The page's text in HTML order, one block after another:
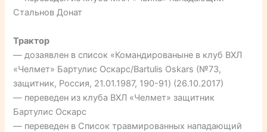
Стальнов Донат
Трактор
— дозаявлен в список «Командированыне в клуб ВХЛ
«Челмет» Бартулис Оскарс/Bartulis Oskars (№73,
защитник, Россия, 21.01.1987, 190-91) (26.10.2017)
— переведен из клуба ВХЛ «Челмет» защитник
Бартулис Оскарс
— переведен в Список травмированных нападающий